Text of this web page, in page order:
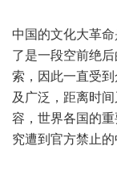
中国的文化大革
了是一段空前绝
索，因此一直受
及广泛，距离时
容，世界各国的
究遭到官方禁止